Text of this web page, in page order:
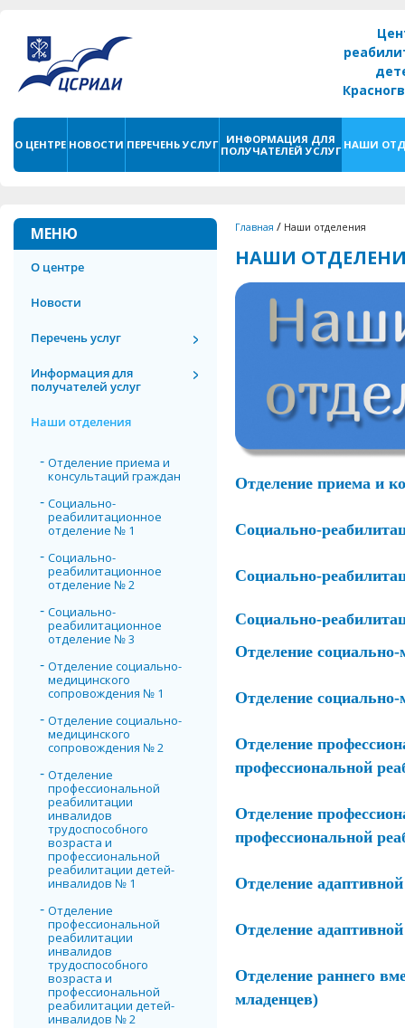
О ЦЕНТРЕ НОВОСТИ ПЕРЕЧЕНЬ УСЛУГ
ИНФОРМАЦИЯ ДЛЯ
ПОЛУЧАТЕЛЕЙ УСЛУГ НАШИ
МЕНЮ
О центре
Новости
Перечень услуг
Информация для
получателей услуг
Наши отделения
Отделение приема и
консультаций граждан
Социально-
реабилитационное
отделение № 1
Социально-
реабилитационное
отделение № 2
Социально-
реабилитационное
отделение № 3
Отделение социально-
медицинского
сопровождения № 1
Отделение социально-
медицинского
сопровождения № 2
Отделение
профессиональной
реабилитации
инвалидов
трудоспособного
возраста и
профессиональной
реабилитации детей-
инвалидов № 1
Отделение
профессиональной
реабилитации
инвалидов
трудоспособного
возраста и
профессиональной
реабилитации детей-
инвалидов № 2
Главная / Наши отделения
НАШИ
Отделение приема и
Социально-
Социально-
Социально-
Отделение
Отделение
Отделение
профессиональной
Отделение
профессиональной
Отделение
Отделение
Отделение раннего
младенцев)